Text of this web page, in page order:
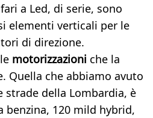
a Led, di serie, sono
elementi verticali per le
di direzione.
motorizzazioni che la
Quella che abbiamo avuto
strade della Lombardia, è
benzina, 120 mild hybrid,